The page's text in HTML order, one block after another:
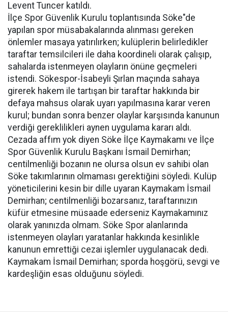
Levent Tuncer katıldı.
İlçe Spor Güvenlik Kurulu toplantısında Söke"de
yapılan spor müsabakalarında alınması gereken
önlemler masaya yatırılırken; kulüplerin belirledikler
taraftar temsilcileri ile daha koordineli olarak çalışıp,
sahalarda istenmeyen olayların önüne geçmeleri
istendi. Sökespor-İsabeyli Şırlan maçında sahaya
girerek hakem ile tartışan bir taraftar hakkında bir
defaya mahsus olarak uyarı yapılmasına karar veren
kurul; bundan sonra benzer olaylar karşısında kanunun
verdiği gereklilikleri aynen uygulama kararı aldı.
Cezada affım yok diyen Söke İlçe Kaymakamı ve İlçe
Spor Güvenlik Kurulu Başkanı İsmail Demirhan;
centilmenliği bozanın ne olursa olsun ev sahibi olan
Söke takımlarının olmaması gerektiğini söyledi. Kulüp
yöneticilerini kesin bir dille uyaran Kaymakam İsmail
Demirhan; centilmenliği bozarsanız, taraftarınızın
küfür etmesine müsaade ederseniz Kaymakamınız
olarak yanınızda olmam. Söke Spor alanlarında
istenmeyen olayları yaratanlar hakkında kesinlikle
kanunun emrettiği cezai işlemler uygulanacak dedi.
Kaymakam İsmail Demirhan; sporda hoşgörü, sevgi ve
kardeşliğin esas olduğunu söyledi.